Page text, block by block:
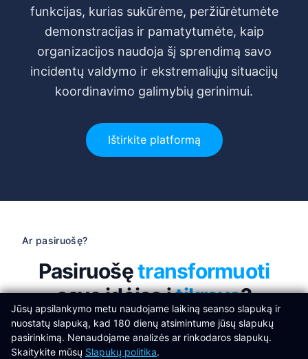
funkcijas, kurias sukūrėme, peržiūrėtumėte
demonstracijas ir pamatytumėte, kaip
organizacijos naudoja šį sprendimą savo
incidentų valdymo ir ekstremaliųjų situacijų
koordinavimo galimybių gerinimui.
Ištirkite platformą
Ar pasiruošę?
Pasiruošętransformuoti
savo idėjas įtikrovę?
Prisijunkite prie sėkmingų organizacijų,
naudojančiųLibertas Software Research
Jūsų apsilankymo metu naudojame laikiną seanso slapuką ir
nuostatų slapuką, kad 180 dienų atsimintume jūsų slapukų
pasirinkimą. Nenaudojame analizės ar rinkodaros slapukų.
Skaitykite mūsų Slapukų politika.